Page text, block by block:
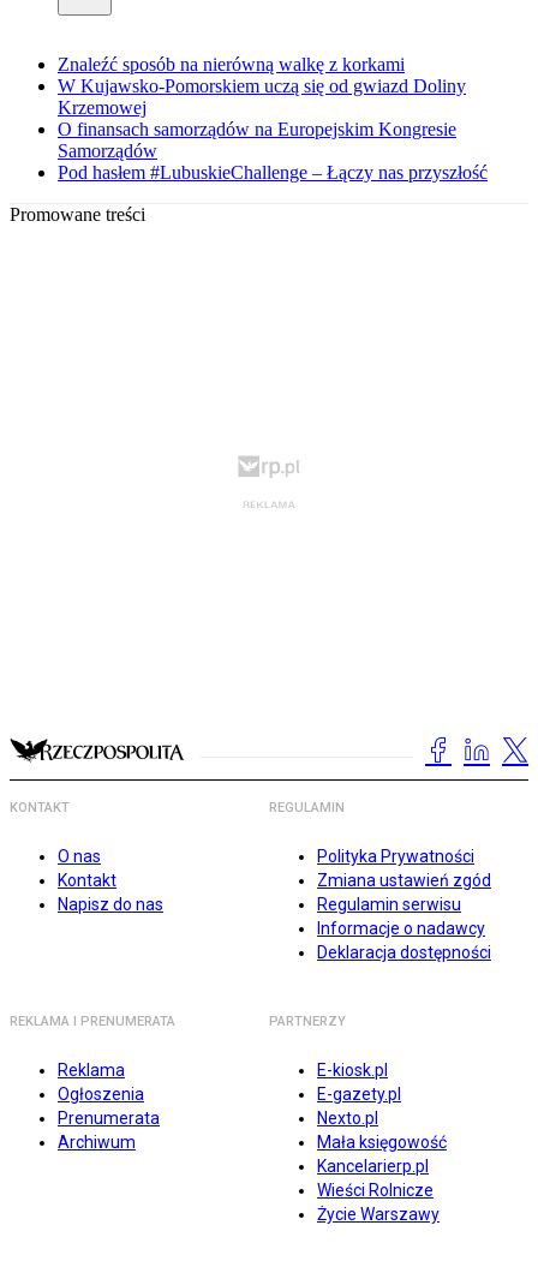
Znaleźć sposób na nierówną walkę z korkami
W Kujawsko-Pomorskiem uczą się od gwiazd Doliny
Krzemowej
O finansach samorządów na Europejskim Kongresie
Samorządów
Pod hasłem #LubuskieChallenge – Łączy nas przyszłość
Promowane treści
KONTAKT
O nas
Kontakt
Napisz do nas
REGULAMIN
Polityka Prywatności
Zmiana ustawień zgód
Regulamin serwisu
Informacje o nadawcy
Deklaracja dostępności
REKLAMA I PRENUMERATA
Reklama
Ogłoszenia
Prenumerata
Archiwum
PARTNERZY
E-kiosk.pl
E-gazety.pl
Nexto.pl
Mała księgowość
Kancelarierp.pl
Wieści Rolnicze
Życie Warszawy